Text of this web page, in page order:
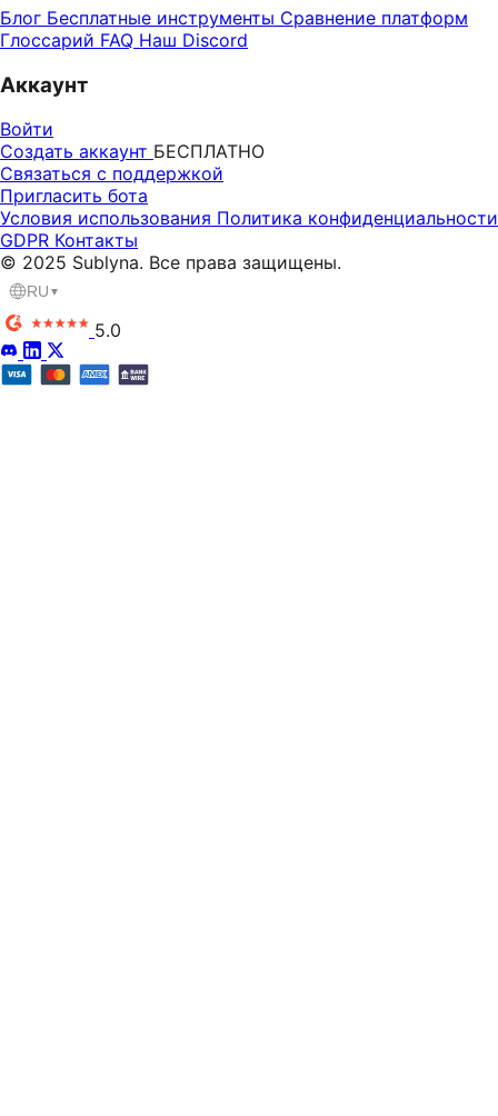
Блог Бесплатные инструменты Сравнение платформ
Глоссарий FAQ Наш Discord
Аккаунт
Войти
Создать аккаунт БЕСПЛАТНО
Связаться с поддержкой
Пригласить бота
Условия использования Политика конфиденциальности
GDPR Контакты
© 2025 Sublyna. Все права защищены.
RU ▼
5.0